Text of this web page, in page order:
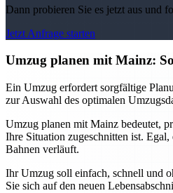
Dann probieren Sie es jetzt aus und
Jetzt Anfrage starten
Umzug planen mit Mainz:
Ein Umzug erfordert sorgfältige
zur Auswahl des optimalen
Umzug planen mit Mainz bedeutet,
Ihre Situation zugeschnitten ist.
Bahnen verläuft.
Ihr Umzug soll einfach, schnell und
Sie sich auf den neuen